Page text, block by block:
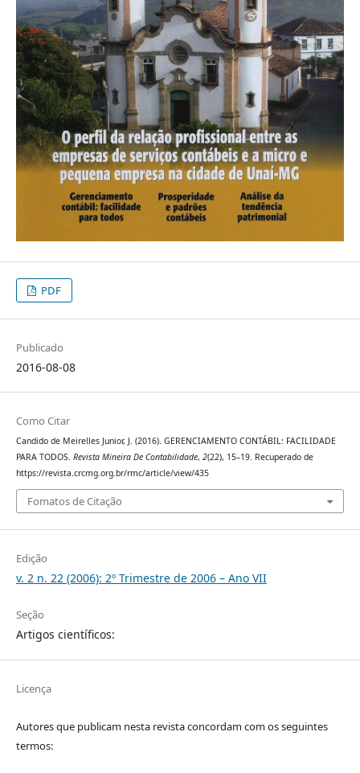
PDF
Publicado
2016-08-08
Como Citar
Candido de Meirelles Junior, J. (2016). GERENCIAMENTO CONTÁBIL: FACILIDADE
PARA TODOS. Revista Mineira De Contabilidade, 2(22), 15–19. Recuperado de
https://revista.crcmg.org.br/rmc/article/view/435
Fomatos de Citação
Edição
v. 2 n. 22 (2006): 2º Trimestre de 2006 – Ano VII
Seção
Artigos científicos:
Licença
Autores que publicam nesta revista concordam com os seguintes
termos: